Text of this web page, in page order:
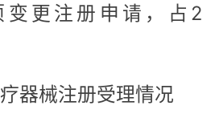
变更注册申请，占2
器械注册受理情况